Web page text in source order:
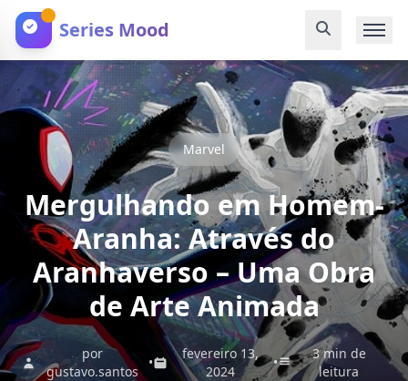
Series Mood
Marvel
Mergulhando em Homem-
Aranha: Através do
Aranhaverso – Uma Obra
de Arte Animada
por
gustavo.santos
•
fevereiro 13,
2024
•
3 min de
leitura